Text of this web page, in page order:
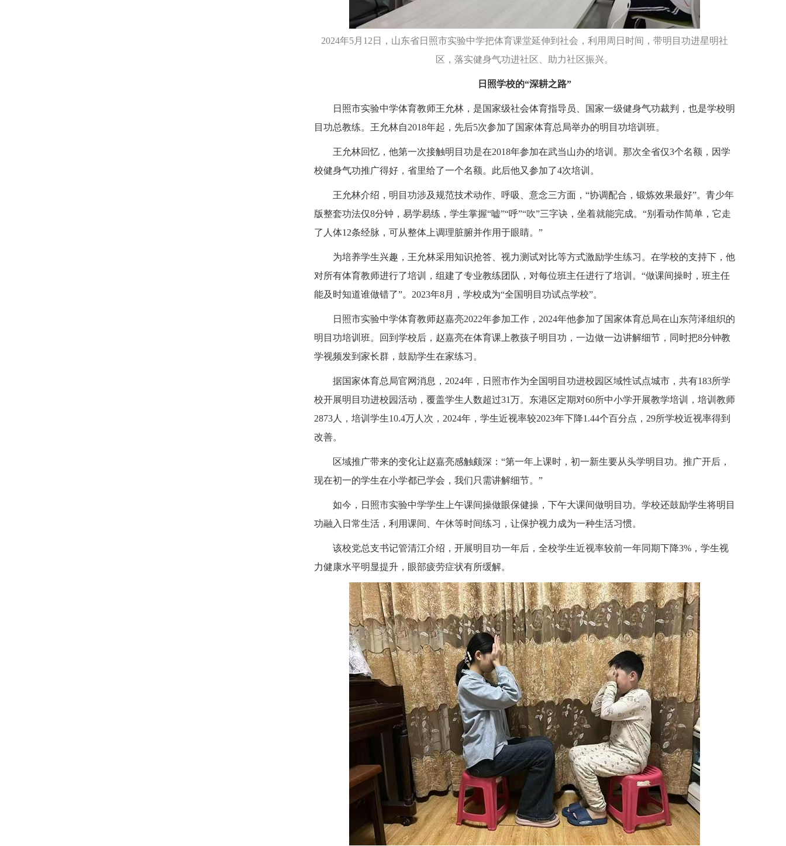
2024年5月12日，山东省日照市实验中学把体育课堂延伸到社会，利用周日时间，带明目功进星明社
区，落实健身气功进社区、助力社区振兴。
日照学校的“深耕之路”
日照市实验中学体育教师王允林，是国家级社会体育指导员、国家一级健身气功裁判，也是学校明
目功总教练。王允林自2018年起，先后5次参加了国家体育总局举办的明目功培训班。
王允林回忆，他第一次接触明目功是在2018年参加在武当山办的培训。那次全省仅3个名额，因学
校健身气功推广得好，省里给了一个名额。此后他又参加了4次培训。
王允林介绍，明目功涉及规范技术动作、呼吸、意念三方面，“协调配合，锻炼效果最好”。青少年
版整套功法仅8分钟，易学易练，学生掌握“嘘”“呼”“吹”三字诀，坐着就能完成。“别看动作简单，它走
了人体12条经脉，可从整体上调理脏腑并作用于眼睛。”
为培养学生兴趣，王允林采用知识抢答、视力测试对比等方式激励学生练习。在学校的支持下，他
对所有体育教师进行了培训，组建了专业教练团队，对每位班主任进行了培训。“做课间操时，班主任
能及时知道谁做错了”。2023年8月，学校成为“全国明目功试点学校”。
日照市实验中学体育教师赵嘉亮2022年参加工作，2024年他参加了国家体育总局在山东菏泽组织的
明目功培训班。回到学校后，赵嘉亮在体育课上教孩子明目功，一边做一边讲解细节，同时把8分钟教
学视频发到家长群，鼓励学生在家练习。
据国家体育总局官网消息，2024年，日照市作为全国明目功进校园区域性试点城市，共有183所学
校开展明目功进校园活动，覆盖学生人数超过31万。东港区定期对60所中小学开展教学培训，培训教师
2873人，培训学生10.4万人次，2024年，学生近视率较2023年下降1.44个百分点，29所学校近视率得到
改善。
区域推广带来的变化让赵嘉亮感触颇深：“第一年上课时，初一新生要从头学明目功。推广开后，
现在初一的学生在小学都已学会，我们只需讲解细节。”
如今，日照市实验中学学生上午课间操做眼保健操，下午大课间做明目功。学校还鼓励学生将明目
功融入日常生活，利用课间、午休等时间练习，让保护视力成为一种生活习惯。
该校党总支书记管清江介绍，开展明目功一年后，全校学生近视率较前一年同期下降3%，学生视
力健康水平明显提升，眼部疲劳症状有所缓解。